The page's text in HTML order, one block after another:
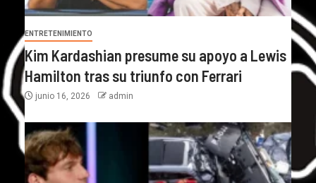
ENTRETENIMIENTO
Kim Kardashian presume su apoyo a Lewis
Hamilton tras su triunfo con Ferrari
junio 16, 2026 admin